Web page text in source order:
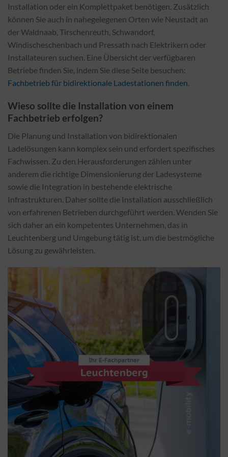
Installation oder ein Komplettpaket benötigen. Zusätzlich
können Sie auch in nahegelegenen Orten wie Neustadt an
der Waldnaab, Tirschenreuth, Schwandorf,
Windischeschenbach und Pressath nach Elektrikern oder
Installateuren suchen. Eine Übersicht der verfügbaren
Betriebe finden Sie, indem Sie diese Seite besuchen:
Fachbetrieb für bidirektionale Ladestationen finden.
Wieso sollte die Installation von einem
Fachbetrieb erfolgen?
Die Planung und Installation von bidirektionalen
Ladelösungen kann komplex sein und erfordert spezifisches
Fachwissen. Zu den Herausforderungen zählen unter
anderem die richtige Dimensionierung der Ladesysteme
sowie die Integration in bestehende elektrische
Infrastrukturen. Daher sollte die Installation ausschließlich
von erfahrenen Betrieben durchgeführt werden. Wenden Sie
sich daher an ein kompetentes Unternehmen, das in
Leuchtenberg und Umgebung tätig ist, um die bestmögliche
Lösung zu gewährleisten.